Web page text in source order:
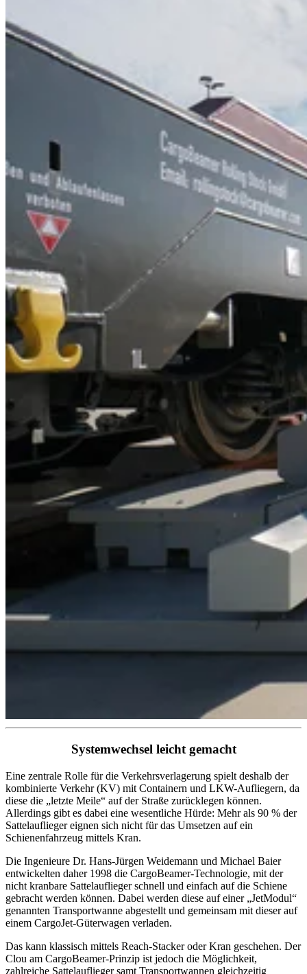
Systemwechsel leicht gemacht
Eine zentrale Rolle für die Verkehrsverlagerung spielt deshalb der
kombinierte Verkehr (KV) mit Containern und LKW-Aufliegern, da
diese die „letzte Meile“ auf der Straße zurücklegen können.
Allerdings gibt es dabei eine wesentliche Hürde: Mehr als 90 % der
Sattelauflieger eignen sich nicht für das Umsetzen auf ein
Schienenfahrzeug mittels Kran.
Die Ingenieure Dr. Hans-Jürgen Weidemann und Michael Baier
entwickelten daher 1998 die CargoBeamer-Technologie, mit der
nicht kranbare Sattelauflieger schnell und einfach auf die Schiene
gebracht werden können. Dabei werden diese auf einer „JetModul“
genannten Transportwanne abgestellt und gemeinsam mit dieser auf
einem CargoJet-Güterwagen verladen.
Das kann klassisch mittels Reach-Stacker oder Kran geschehen. Der
Clou am CargoBeamer-Prinzip ist jedoch die Möglichkeit,
zahlreiche Sattelauflieger samt Transportwannen gleichzeitig